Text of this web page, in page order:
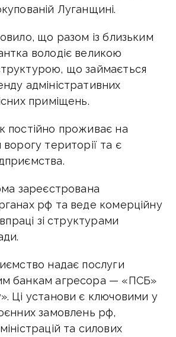
Луганщині.
що разом із близьким
володіє великою
що займається
адміністративних
приміщень.
постійно проживає на
ворогу території та є
зареєстрована
рф та веде комерційну
зі структурами
надає послуги
банкам агресора — «ПСБ»
Ці установи є ключовими у
замовлень рф,
та силових